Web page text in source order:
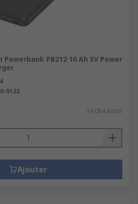
PB212 10 Ah 5V Power
0132
19,08 €/unité
Ajouter